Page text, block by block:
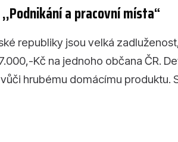
a pracovní místa“
republiky jsou velká
Kč na jednoho občana ČR.
hrubému domácímu